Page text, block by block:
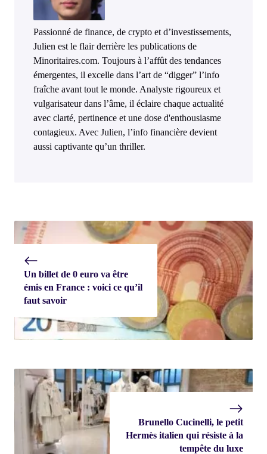
Passionné de finance, de crypto et d’investissements,
Julien est le flair derrière les publications de
Minoritaires.com. Toujours à l’affût des tendances
émergentes, il excelle dans l’art de “digger” l’info
fraîche avant tout le monde. Analyste rigoureux et
vulgarisateur dans l’âme, il éclaire chaque actualité
avec clarté, pertinence et une dose d'enthousiasme
contagieux. Avec Julien, l’info financière devient
aussi captivante qu’un thriller.
Un billet de 0 euro va être
émis en France : voici ce qu’il
faut savoir
Brunello Cucinelli, le petit
Hermès italien qui résiste à la
tempête du luxe